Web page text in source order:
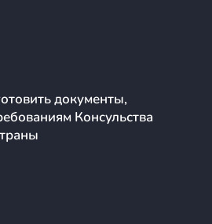
документы,
Консульства